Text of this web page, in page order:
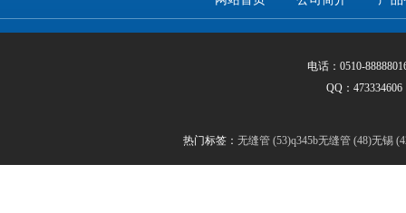
电话：0510-
QQ：
热门标签：无缝管 (53)q345b无缝管 (48)无锡